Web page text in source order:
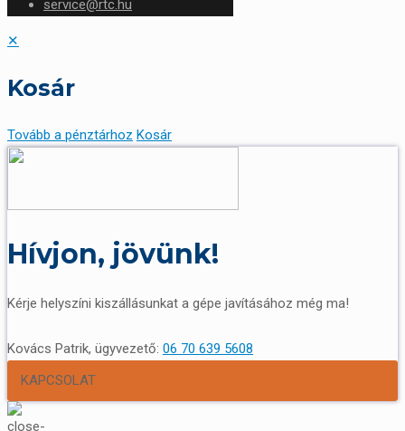
service@rtc.hu
✕
Kosár
Tovább a pénztárhoz Kosár
Hívjon, jövünk!
Kérje helyszíni kiszállásunkat a gépe javításához még ma!
Kovács Patrik, ügyvezető: 06 70 639 5608
KAPCSOLAT